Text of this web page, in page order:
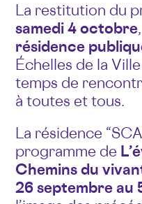
La restitution du
samedi 4 octobre
résidence
Échelles de la
temps de
à toutes et tous.
La résidence
programme de
Chemins du
26 septembre au